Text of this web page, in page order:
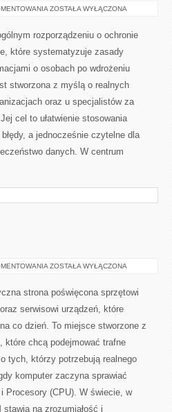
INSPEKTOR
ZOSTAŁA WYŁĄCZONA
rozporządzeniu o ochronie
które systematyzuje zasady
o osobach po wdrożeniu
stworzona z myślą o realnych
oraz u specjalistów za
cel to ułatwienie stosowania
a jednocześnie czytelne dla
danych. W centrum
SPRZĘT
ZOSTAŁA WYŁĄCZONA
strona poświęcona sprzętowi
serwisowi urządzeń, które
co dzień. To miejsce stworzone z
które chcą podejmować trafne
tych, którzy potrzebują realnego
komputer zaczyna sprawiać
Procesory (CPU). W świecie, w
na zrozumiałość i